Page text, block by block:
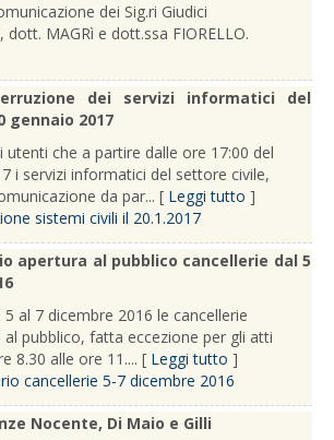
dei Sig.ri Giudici
dott. MAGRì e dott.ssa FIORELLO.
dei servizi informatici del
gennaio 2017
utenti che a partire dalle ore 17:00 del
i servizi informatici del settore civile,
da par... [ Leggi tutto ]
sistemi civili il 20.1.2017
apertura al pubblico cancellerie dal 5
al 7 dicembre 2016 le cancellerie
pubblico, fatta eccezione per gli atti
8.30 alle ore 11.... [ Leggi tutto ]
cancellerie 5-7 dicembre 2016
Nocente, Di Maio e Gilli